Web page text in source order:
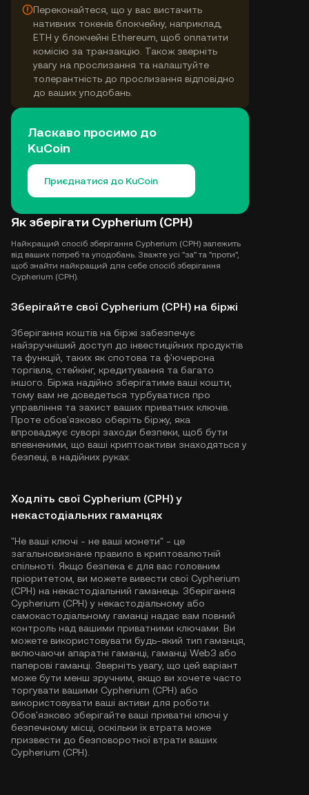
Переконайтеся, що у вас вистачить
нативних токенів блокчейну, наприклад,
ETH у блокчейні Ethereum, щоб оплатити
комісію за транзакцію. Також зверніть
увагу на прослизання та налаштуйте
толерантність до прослизання відповідно
до ваших уподобань.
Ласкаво просимо до
KuCoin
Приєднатися до KuCoin
Як зберігати Cypherium (CPH)
Найкращий спосіб зберігання Cypherium (CPH) залежить
від ваших потреб та уподобань. Зважте усі "за" та "проти",
щоб знайти найкращий для себе спосіб зберігання
Cypherium (CPH).
Зберігайте свої Cypherium (CPH) на біржі
Зберігання коштів на біржі забезпечує
найзручніший доступ до інвестиційних продуктів
та функцій, таких як спотова та ф'ючерсна
торгівля, стейкінг, кредитування та багато
іншого. Біржа надійно зберігатиме ваші кошти,
тому вам не доведеться турбуватися про
управління та захист ваших приватних ключів.
Проте обов'язково оберіть біржу, яка
впроваджує суворі заходи безпеки, щоб бути
впевненими, що ваші криптоактиви знаходяться у
безпеці, в надійних руках.
Ходліть свої Cypherium (CPH) у
некастодіальних гаманцях
"Не ваші ключі - не ваші монети" - це
загальновизнане правило в криптовалютній
спільноті. Якщо безпека є для вас головним
пріоритетом, ви можете вивести свої Cypherium
(CPH) на некастодіальний гаманець. Зберігання
Cypherium (CPH) у некастодіальному або
самокастодіальному гаманці надає вам повний
контроль над вашими приватними ключами. Ви
можете використовувати будь-який тип гаманця,
включаючи апаратні гаманці, гаманці Web3 або
паперові гаманці. Зверніть увагу, що цей варіант
може бути менш зручним, якщо ви хочете часто
торгувати вашими Cypherium (CPH) або
використовувати ваші активи для роботи.
Обов'язково зберігайте ваші приватні ключі у
безпечному місці, оскільки їх втрата може
призвести до безповоротної втрати ваших
Cypherium (CPH).